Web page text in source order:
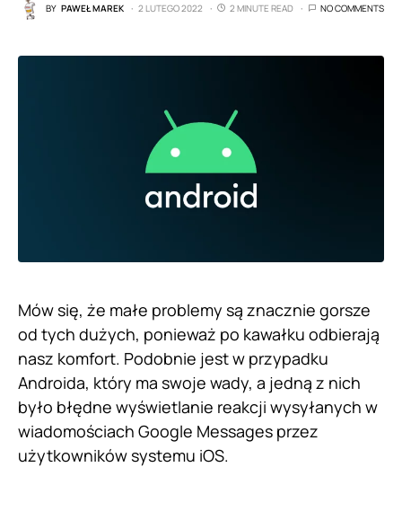
BY PAWEŁ MAREK 2 LUTEGO 2022 2 MINUTE READ NO COMMENTS
Mów się, że małe problemy są znacznie gorsze
od tych dużych, ponieważ po kawałku odbierają
nasz komfort. Podobnie jest w przypadku
Androida, który ma swoje wady, a jedną z nich
było błędne wyświetlanie reakcji wysyłanych w
wiadomościach Google Messages przez
użytkowników systemu iOS.